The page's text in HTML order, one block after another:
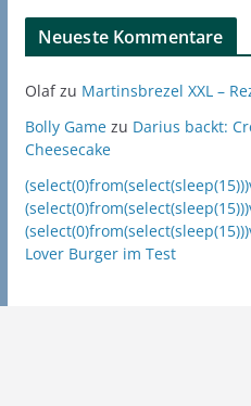
Neueste Kommentare
Olafzu Martinsbrezel XXL –
Bolly Gamezu Darius backt:
Cheesecake
Lover Burger im Test